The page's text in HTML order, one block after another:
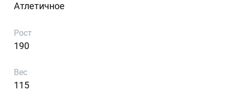
Атлетичное
Рост
190
Вес
115